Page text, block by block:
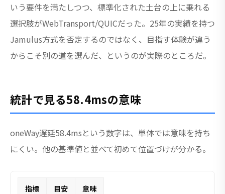
いう要件を満たしつつ、標準化された土台の上に乗れる
選択肢がWebTransport/QUICだった。25年の実績を持つ
Jamulus方式を否定するのではなく、目指す体験が違う
からこそ別の道を選んだ、というのが実際のところだ。
統計で見る58.4msの意味
oneWay遅延58.4msという数字は、単体では意味を持ち
にくい。他の基準値と並べて初めて位置づけが分かる。
指標 目安 意味